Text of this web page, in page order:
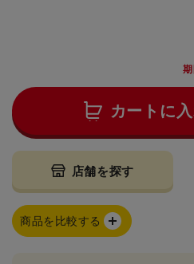
カートに
店舗を探す
商品を比較する